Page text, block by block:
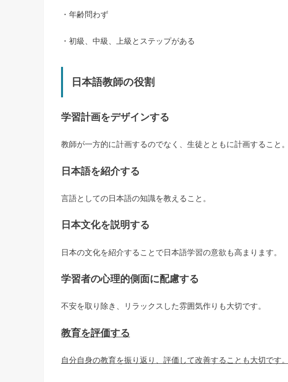
・年齢問わず
・初級、中級、上級とステップがある
日本語教師の役割
学習計画をデザインする
教師が一方的に計画するのでなく、生徒とともに計画すること。
日本語を紹介する
言語としての日本語の知識を教えること。
日本文化を説明する
日本の文化を紹介することで日本語学習の意欲も高まります。
学習者の心理的側面に配慮する
不安を取り除き、リラックスした雰囲気作りも大切です。
教育を評価する
自分自身の教育を振り返り、評価して改善することも大切です。